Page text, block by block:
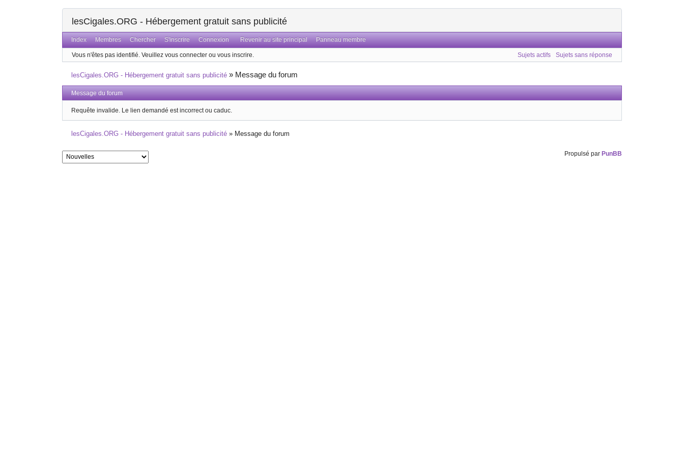
lesCigales.ORG - Hébergement gratuit sans publicité
Index Membres Chercher S'inscrire Connexion Revenir au site principal Panneau membre
Vous n'êtes pas identifié. Veuillez vous connecter ou vous inscrire. Sujets actifs Sujets sans réponse
lesCigales.ORG - Hébergement gratuit sans publicité » Message du forum
Message du forum
Requête invalide. Le lien demandé est incorrect ou caduc.
lesCigales.ORG - Hébergement gratuit sans publicité » Message du forum
Propulsé par PunBB